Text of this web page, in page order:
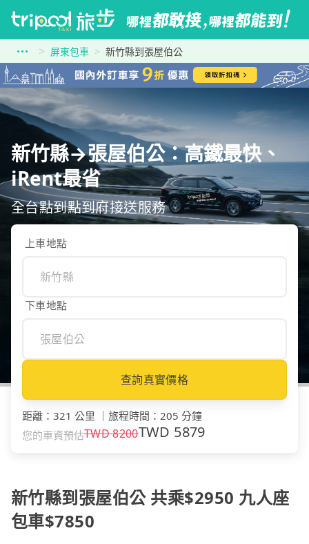
屏東包車 新竹縣到張屋伯公
新竹縣→張屋伯公：高鐵最快、
iRent最省
全台點到點到府接送服務
上車地點
下車地點
查詢真實價格
距離 ： 321 公里 旅程時間 ： 205 分鐘
您的車資預估TWD8200TWD 5879
新竹縣到張屋伯公 共乘$2950 九人座
包車$7850